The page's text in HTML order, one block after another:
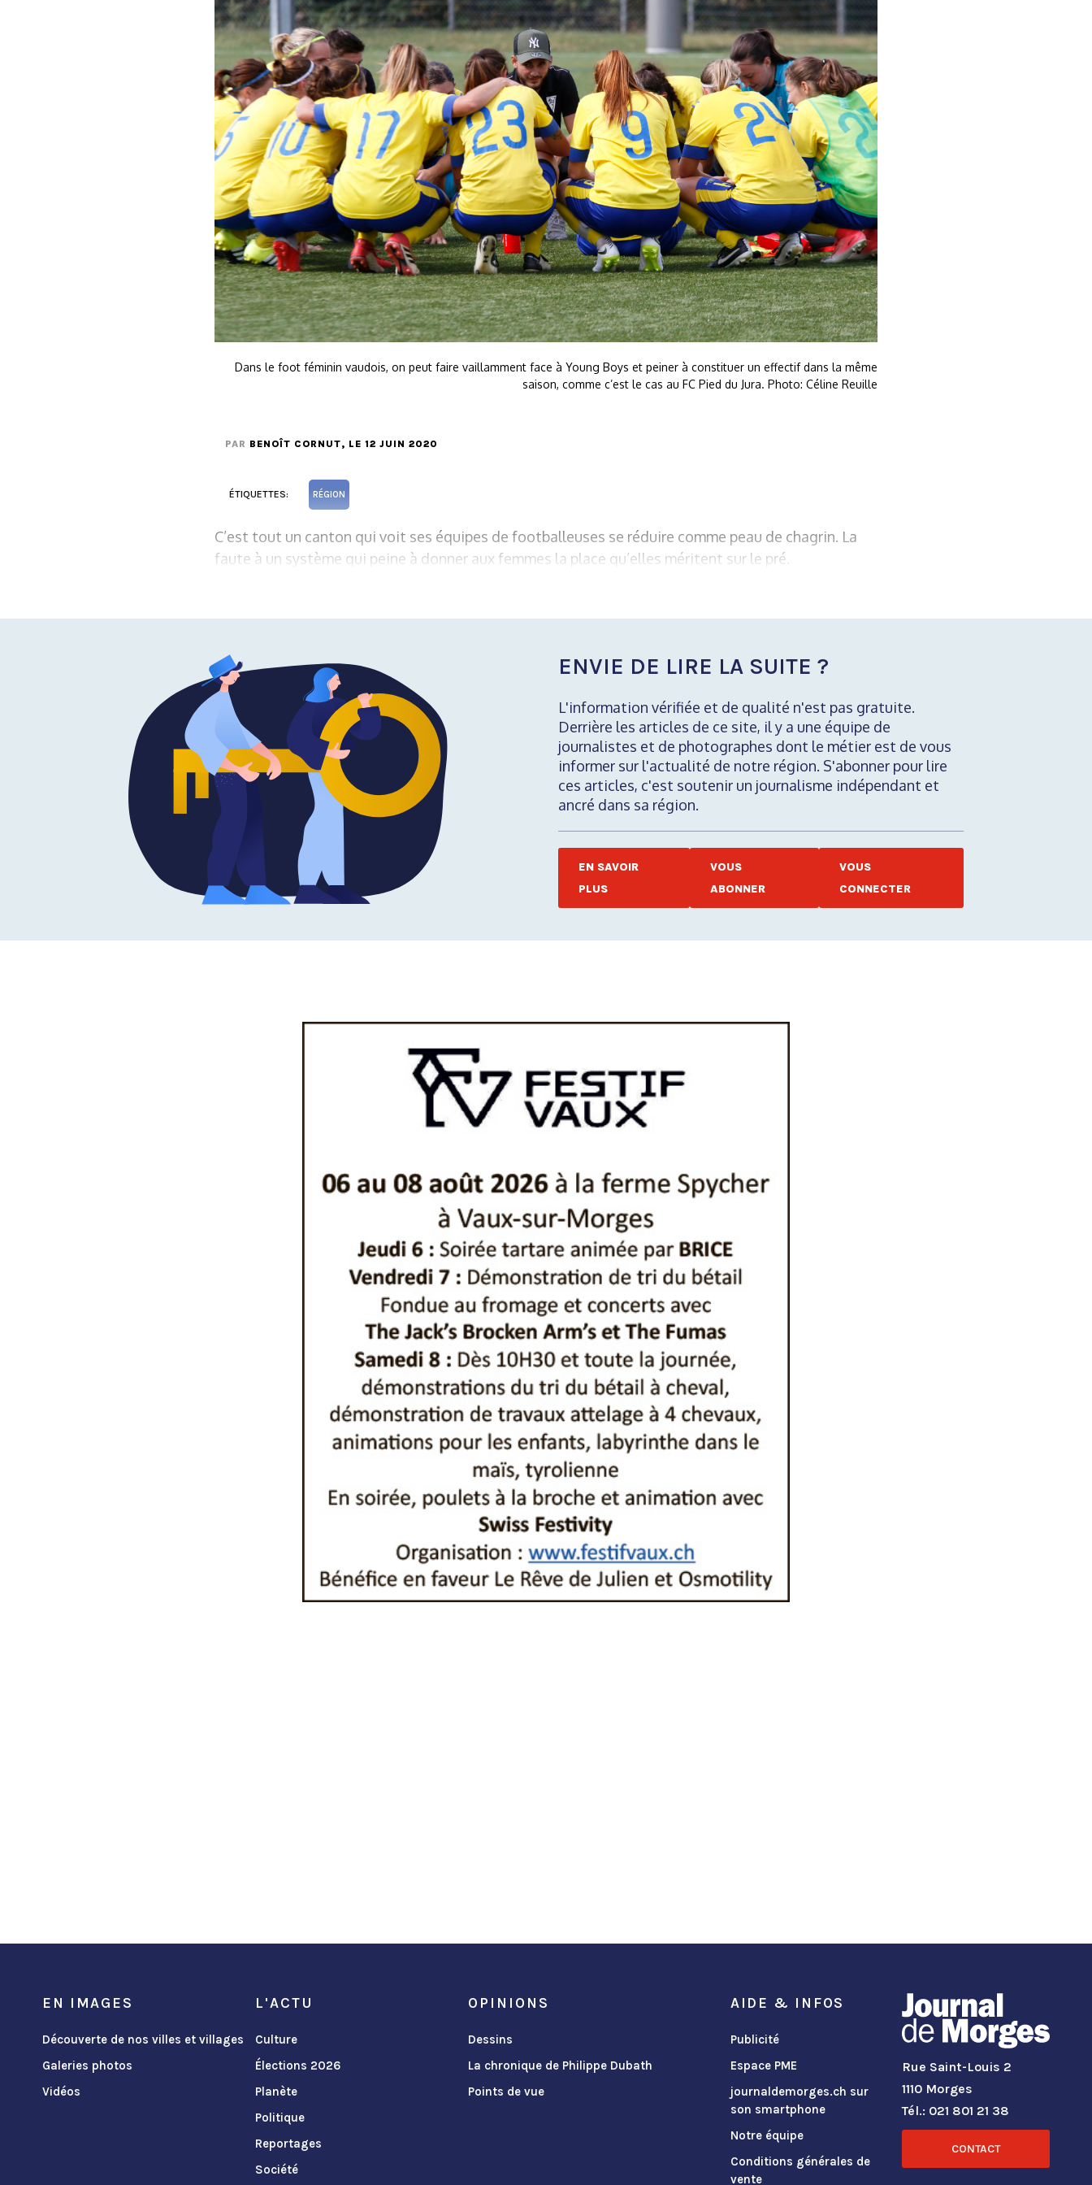
Dans le foot féminin vaudois, on peut faire vaillamment face à Young Boys et peiner à constituer un effectif dans la même
saison, comme c’est le cas au FC Pied du Jura. Photo: Céline Reuille
PAR BENOÎT CORNUT, LE 12 JUIN 2020
ÉTIQUETTES: RÉGION
C’est tout un canton qui voit ses équipes de footballeuses se réduire comme peau de chagrin. La
faute à un système qui peine à donner aux femmes la place qu’elles méritent sur le pré.
ENVIE DE LIRE LA SUITE ?
L'information vérifiée et de qualité n'est pas gratuite.
Derrière les articles de ce site, il y a une équipe de
journalistes et de photographes dont le métier est de vous
informer sur l'actualité de notre région. S'abonner pour lire
ces articles, c'est soutenir un journalisme indépendant et
ancré dans sa région.
EN SAVOIR
PLUS
VOUS
ABONNER
VOUS
CONNECTER
EN IMAGES
Découverte de nos villes et villages
Galeries photos
Vidéos
L'ACTU
Culture
Élections 2026
Planète
Politique
Reportages
Société
OPINIONS
Dessins
La chronique de Philippe Dubath
Points de vue
AIDE & INFOS
Publicité
Espace PME
journaldemorges.ch sur
son smartphone
Notre équipe
Conditions générales de
vente
Rue Saint-Louis 2
1110 Morges
Tél.: 021 801 21 38
CONTACT